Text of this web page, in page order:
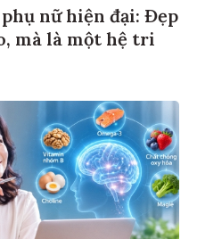
nữ hiện đại: Đẹp
mà là một hệ tri